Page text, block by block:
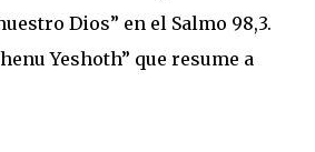
Dios” en el Salmo 98,3.
Yeshoth” que resume a